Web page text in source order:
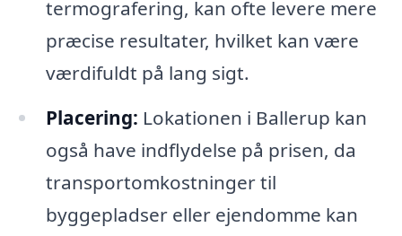
termografering, kan ofte levere mere
præcise resultater, hvilket kan være
værdifuldt på lang sigt.
Placering: Lokationen i Ballerup kan
også have indflydelse på prisen, da
transportomkostninger til
byggepladser eller ejendomme kan